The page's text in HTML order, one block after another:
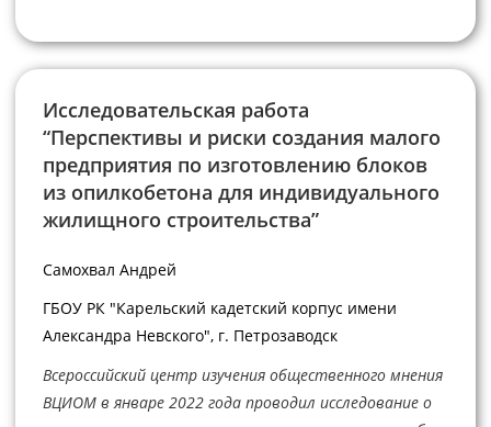
Исследовательская работа
“Перспективы и риски создания малого
предприятия по изготовлению блоков
из опилкобетона для индивидуального
жилищного строительства”
Самохвал Андрей
ГБОУ РК "Карельский кадетский корпус имени
Александра Невского", г. Петрозаводск
Всероссийский центр изучения общественного мнения
ВЦИОМ в январе 2022 года проводил исследование о